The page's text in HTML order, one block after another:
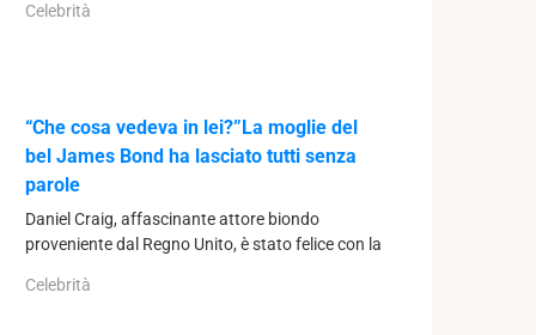
Celebrità
“Che cosa vedeva in lei?”La moglie del
bel James Bond ha lasciato tutti senza
parole
Daniel Craig, affascinante attore biondo
proveniente dal Regno Unito, è stato felice con la
Celebrità